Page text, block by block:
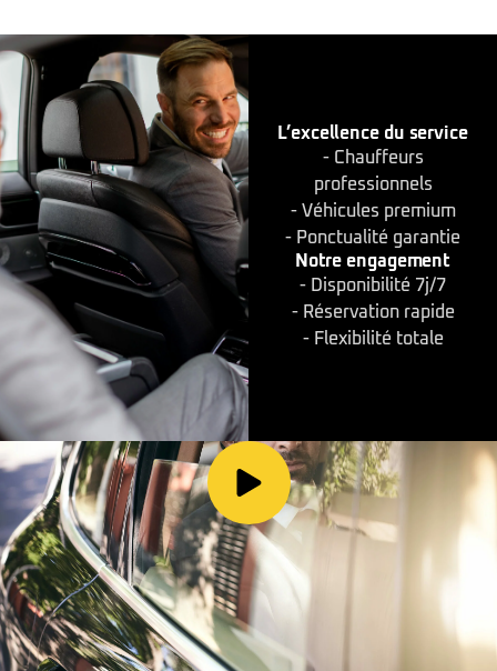
L’excellence du service
- Chauffeurs
professionnels
- Véhicules premium
- Ponctualité garantie
Notre engagement
- Disponibilité 7j/7
- Réservation rapide
- Flexibilité totale